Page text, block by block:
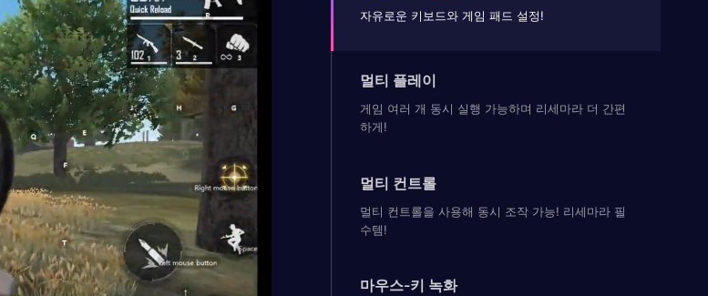
자유로운 키보드와 게임 패드 설정!
멀티 플레이
게임 여러 개 동시 실행 가능하며 리세마라 더 간편
하게!
멀티 컨트롤
멀티 컨트롤을 사용해 동시 조작 가능! 리세마라 필
수템!
마우스-키 녹화